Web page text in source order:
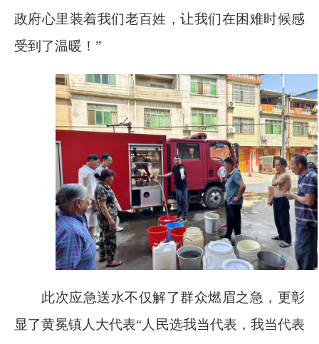
政府心里装着我们老百姓，让我们在困难时候感
受到了温暖！”
此次应急送水不仅解了群众燃眉之急，更彰
显了黄冕镇人大代表“人民选我当代表，我当代表